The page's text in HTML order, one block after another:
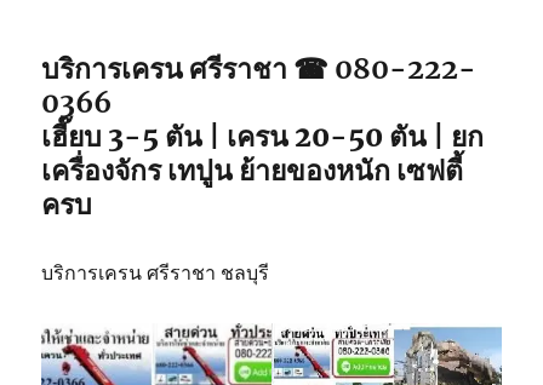
คุณ
บริการเครน ศรีราชา ☎ 080-222-
0366
เฮี๊ยบ 3-5 ตัน | เครน 20-50 ตัน | ยก
เครื่องจักร เทปูน ย้ายของหนัก เซฟตี้
ครบ
บริการเครน ศรีราชา ชลบุรี